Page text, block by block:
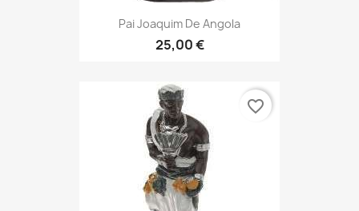
Pai Joaquim De Angola
25,00 €
favorite_border